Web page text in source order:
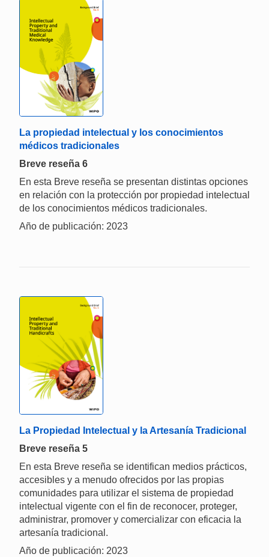
La propiedad intelectual y los conocimientos
médicos tradicionales
Breve reseña 6
En esta Breve reseña se presentan distintas opciones
en relación con la protección por propiedad intelectual
de los conocimientos médicos tradicionales.
Año de publicación: 2023
La Propiedad Intelectual y la Artesanía Tradicional
Breve reseña 5
En esta Breve reseña se identifican medios prácticos,
accesibles y a menudo ofrecidos por las propias
comunidades para utilizar el sistema de propiedad
intelectual vigente con el fin de reconocer, proteger,
administrar, promover y comercializar con eficacia la
artesanía tradicional.
Año de publicación: 2023